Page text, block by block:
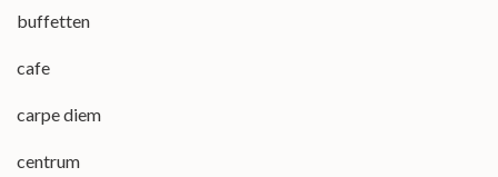
buffetten
cafe
carpe diem
centrum